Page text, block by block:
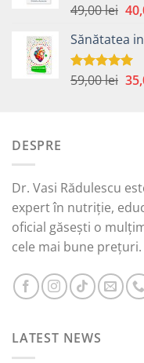
Evaluat la
49,00lei
a
fost:
Sănătatea
Evaluat la
59,00lei
DESPRE
Dr. Vasi Rădulescu
expert în nutriție,
oficial găsești o
cele mai bune prețuri.
LATEST NEWS